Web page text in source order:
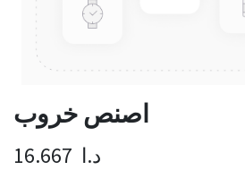
اصنص خروب
16.667 د.ا